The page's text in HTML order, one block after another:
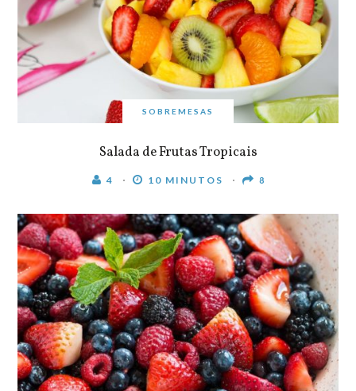
SOBREMESAS
Salada de Frutas Tropicais
4 10 MINUTOS 8